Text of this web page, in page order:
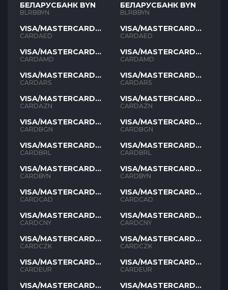
БЕЛАРУСБАНК BYN
BLRBBYN
VISA/MASTERCARD
AED
CARDAED
VISA/MASTERCARD
AMD
CARDAMD
VISA/MASTERCARD
ARS
CARDARS
VISA/MASTERCARD
AZN
CARDAZN
VISA/MASTERCARD
BGN
CARDBGN
VISA/MASTERCARD
BRL
CARDBRL
VISA/MASTERCARD
BYN
CARDBYN
VISA/MASTERCARD
CAD
CARDCAD
VISA/MASTERCARD
CNY
CARDCNY
VISA/MASTERCARD
CZK
CARDCZK
VISA/MASTERCARD
EUR
CARDEUR
VISA/MASTERCARD
БЕЛАРУСБАНК BYN
BLRBBYN
VISA/MASTERCARD
AED
CARDAED
VISA/MASTERCARD
AMD
CARDAMD
VISA/MASTERCARD
ARS
CARDARS
VISA/MASTERCARD
AZN
CARDAZN
VISA/MASTERCARD
BGN
CARDBGN
VISA/MASTERCARD
BRL
CARDBRL
VISA/MASTERCARD
BYN
CARDBYN
VISA/MASTERCARD
CAD
CARDCAD
VISA/MASTERCARD
CNY
CARDCNY
VISA/MASTERCARD
CZK
CARDCZK
VISA/MASTERCARD
EUR
CARDEUR
VISA/MASTERCARD